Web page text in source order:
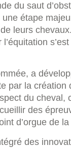
du saut
une étape
leurs
a
par la création
du cheval,
des
d’orgue de
des